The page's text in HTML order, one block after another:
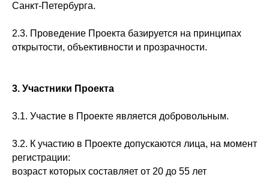
Санкт-Петербурга.
2.3. Проведение Проекта базируется на принципах
открытости, объективности и прозрачности.
3. Участники Проекта
3.1. Участие в Проекте является добровольным.
3.2. К участию в Проекте допускаются лица, на момент
регистрации:
возраст которых составляет от 20 до 55 лет